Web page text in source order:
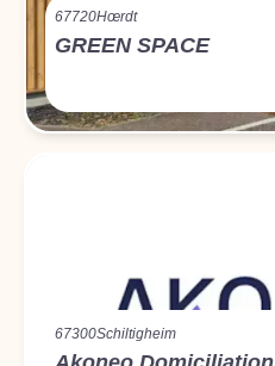
67720Hœrdt
GREEN SPACE
67300Schiltigheim